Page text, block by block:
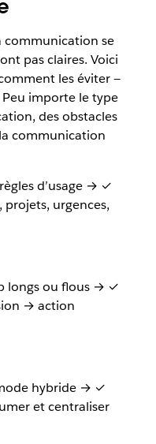
communication se
pas claires. Voici
les éviter —
Peu importe le type
des obstacles
communication
d’usage → ✓
urgences,
longs ou flous → ✓
→ action
hybride → ✓
et centraliser